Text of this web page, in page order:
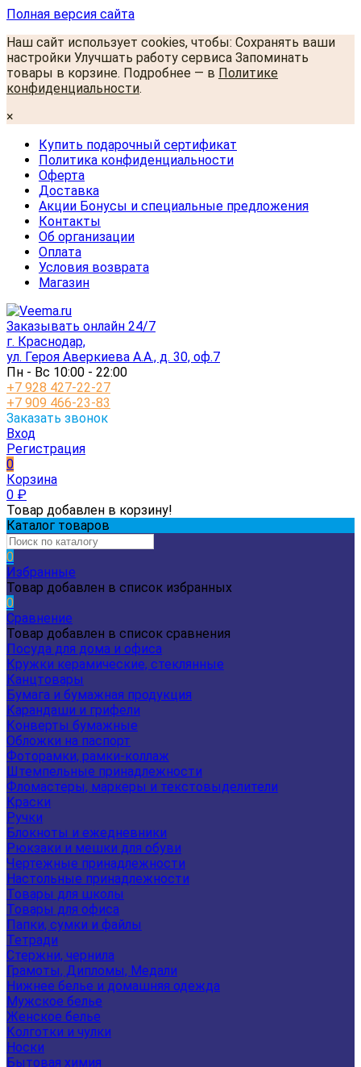
Полная версия сайта
Наш сайт использует cookies, чтобы: Сохранять ваши
настройки Улучшать работу сервиса Запоминать
товары в корзине. Подробнее — в Политике
конфиденциальности.
×
Купить подарочный сертификат
Политика конфиденциальности
Оферта
Доставка
Акции Бонусы и специальные предложения
Контакты
Об организации
Оплата
Условия возврата
Магазин
Заказывать онлайн 24/7
г. Краснодар,
ул. Героя Аверкиева А.А., д. 30, оф.7
Пн - Вс 10:00 - 22:00
+7 928 427-22-27
+7 909 466-23-83
Заказать звонок
Вход
Регистрация
0
Корзина
0 ₽
Товар добавлен в корзину!
Каталог товаров
0
Избранные
Товар добавлен в список избранных
0
Сравнение
Товар добавлен в список сравнения
Посуда для дома и офиса
Кружки керамические, стеклянные
Канцтовары
Бумага и бумажная продукция
Карандаши и грифели
Конверты бумажные
Обложки на паспорт
Фоторамки, рамки-коллаж
Штемпельные принадлежности
Фломастеры, маркеры и текстовыделители
Краски
Ручки
Блокноты и ежедневники
Рюкзаки и мешки для обуви
Чертежные принадлежности
Настольные принадлежности
Товары для школы
Товары для офиса
Папки, сумки и файлы
Тетради
Стержни, чернила
Грамоты, Дипломы, Медали
Нижнее белье и домашняя одежда
Мужское белье
Женское белье
Колготки и чулки
Носки
Бытовая химия